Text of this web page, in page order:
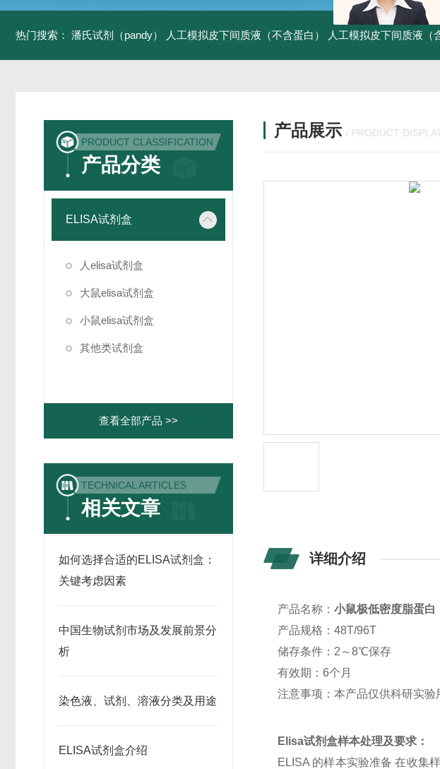
热门搜索： 潘氏试剂（pandy） 人工模拟皮下间质液（不含蛋白） 人工模拟皮下间质液（
PRODUCT CLASSIFICATION
产品分类
ELISA试剂盒
人elisa试剂盒
大鼠elisa试剂盒
小鼠elisa试剂盒
其他类试剂盒
查看全部产品 >>
TECHNICAL ARTICLES
相关文章
如何选择合适的ELISA试剂盒：
关键考虑因素
中国生物试剂市场及发展前景分
析
染色液、试剂、溶液分类及用途
ELISA试剂盒介绍
产品展示 / PRODUCT
详细介绍
产品名称：小鼠极低密度脂蛋
产品规格：48T/96T
储存条件：2～8℃保存
有效期：6个月
注意事项：本产品仅供科研实验
Elisa试剂盒样本处理及要求：
ELISA 的样本实验准备 在收集